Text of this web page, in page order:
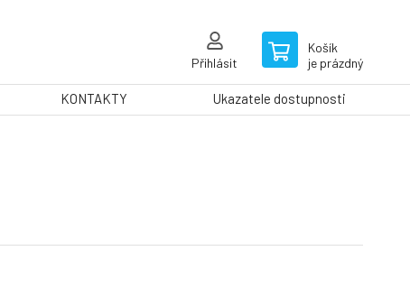
Přihlásit
Košík
je prázdný
KONTAKTY Ukazatele dostupnosti